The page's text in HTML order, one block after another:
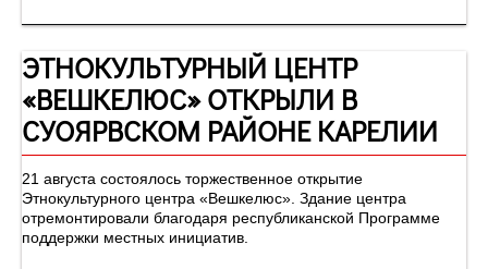
ЭТНОКУЛЬТУРНЫЙ ЦЕНТР
«ВЕШКЕЛЮС» ОТКРЫЛИ В
СУОЯРВСКОМ РАЙОНЕ КАРЕЛИИ
21 августа состоялось торжественное открытие
Этнокультурного центра «Вешкелюс». Здание центра
отремонтировали благодаря республиканской Программе
поддержки местных инициатив.